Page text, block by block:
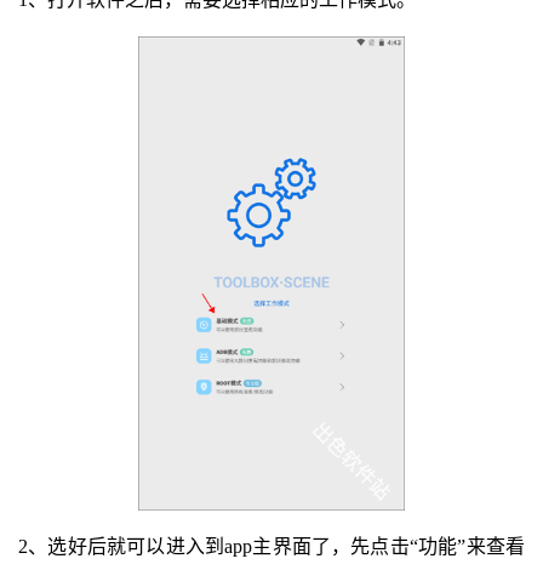
2、选好后就可以进入到app主界面了，先点击“功能”来查看